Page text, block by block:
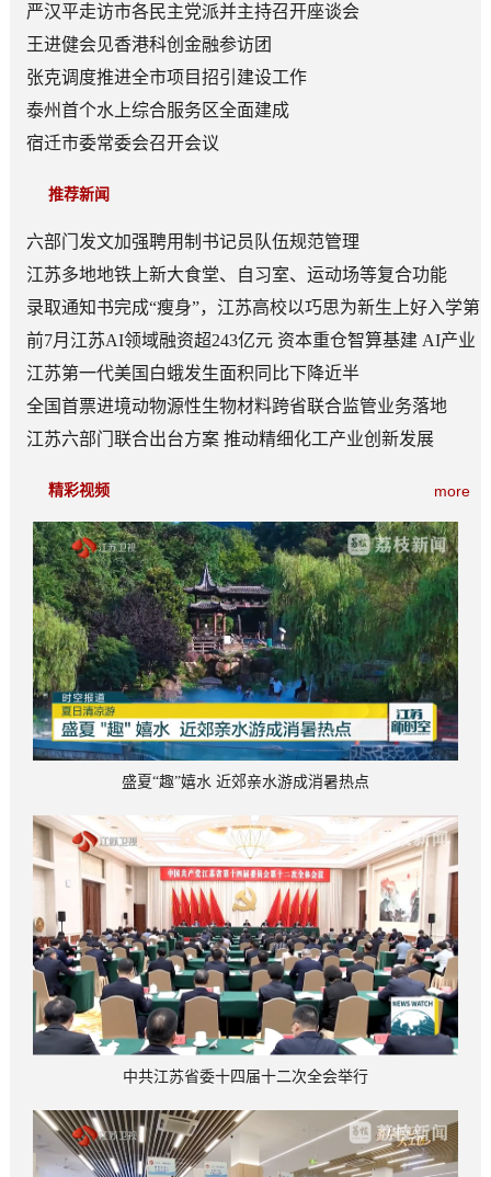
严汉平走访市各民主党派并主持召开座谈会
王进健会见香港科创金融参访团
张克调度推进全市项目招引建设工作
泰州首个水上综合服务区全面建成
宿迁市委常委会召开会议
推荐新闻
六部门发文加强聘用制书记员队伍规范管理
江苏多地地铁上新大食堂、自习室、运动场等复合功能
——从“客流通道”到“生活场景”
录取通知书完成“瘦身”，江苏高校以巧思为新生上好入学第
一课
前7月江苏AI领域融资超243亿元 资本重仓智算基建 AI产业
底盘夯实
江苏第一代美国白蛾发生面积同比下降近半
全国首票进境动物源性生物材料跨省联合监管业务落地
江苏六部门联合出台方案 推动精细化工产业创新发展
more
精彩视频
盛夏“趣”嬉水 近郊亲水游成消暑热点
中共江苏省委十四届十二次全会举行